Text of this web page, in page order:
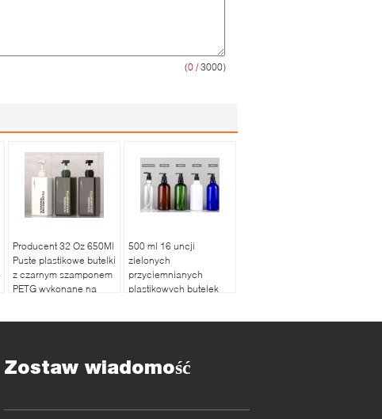
(0 / 3000)
Producent 32 Oz 650Ml
Puste plastikowe butelki
z czarnym szamponem
PETG wykonane na
500 ml 16 uncji
zielonych
przyciemnianych
plastikowych butelek
Zostaw wiadomość